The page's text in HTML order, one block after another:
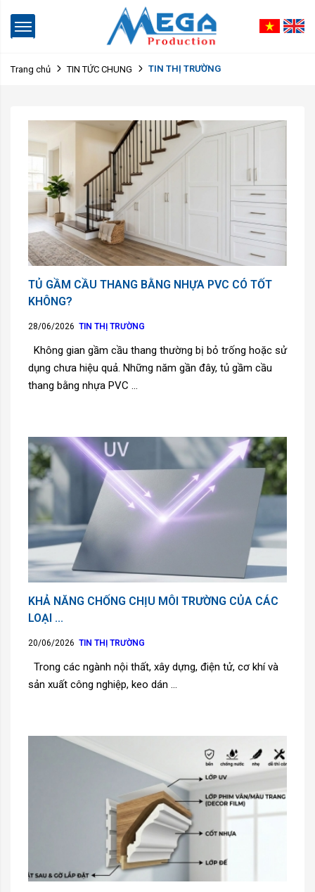
Trang chủ TIN TỨC CHUNG TIN THỊ TRƯỜNG
TỦ GẦM CẦU THANG BẰNG NHỰA PVC CÓ TỐT
KHÔNG?
28/06/2026 TIN THỊ TRƯỜNG
Không gian gầm cầu thang thường bị bỏ trống hoặc sử
dụng chưa hiệu quả. Những năm gần đây, tủ gầm cầu
thang bằng nhựa PVC ...
KHẢ NĂNG CHỐNG CHỊU MÔI TRƯỜNG CỦA CÁC
LOẠI ...
20/06/2026 TIN THỊ TRƯỜNG
Trong các ngành nội thất, xây dựng, điện tử, cơ khí và
sản xuất công nghiệp, keo dán ...